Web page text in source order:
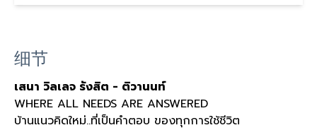
细节
เสนา วิลเลจ รังสิต - ติวานนท์
WHERE ALL NEEDS ARE ANSWERED
บ้านแนวคิดใหม่..ที่เป็นคำตอบ ของทุกการใช้ชีวิต